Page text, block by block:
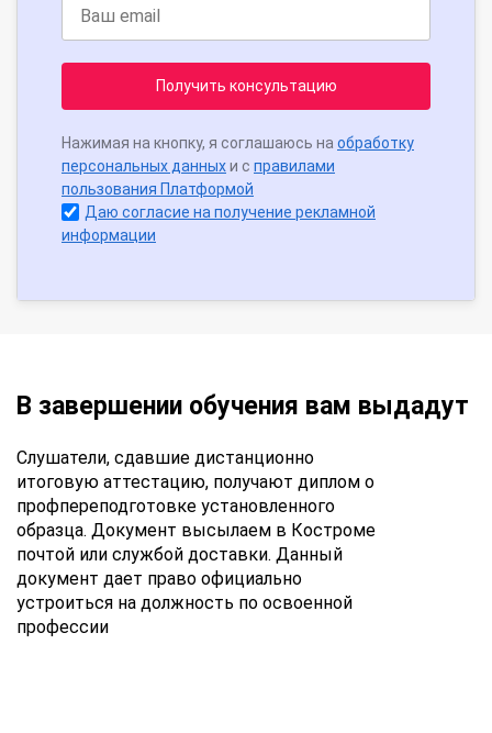
Получить консультацию
Нажимая на кнопку, я соглашаюсь на обработку
персональных данныхи с правилами
пользования Платформой
Даю согласие на получение рекламной
информации
В завершении обучения вам выдадут
Слушатели, сдавшие дистанционно
итоговую аттестацию, получают диплом о
профпереподготовке установленного
образца. Документ высылаем в Костроме
почтой или службой доставки. Данный
документ дает право официально
устроиться на должность по освоенной
профессии